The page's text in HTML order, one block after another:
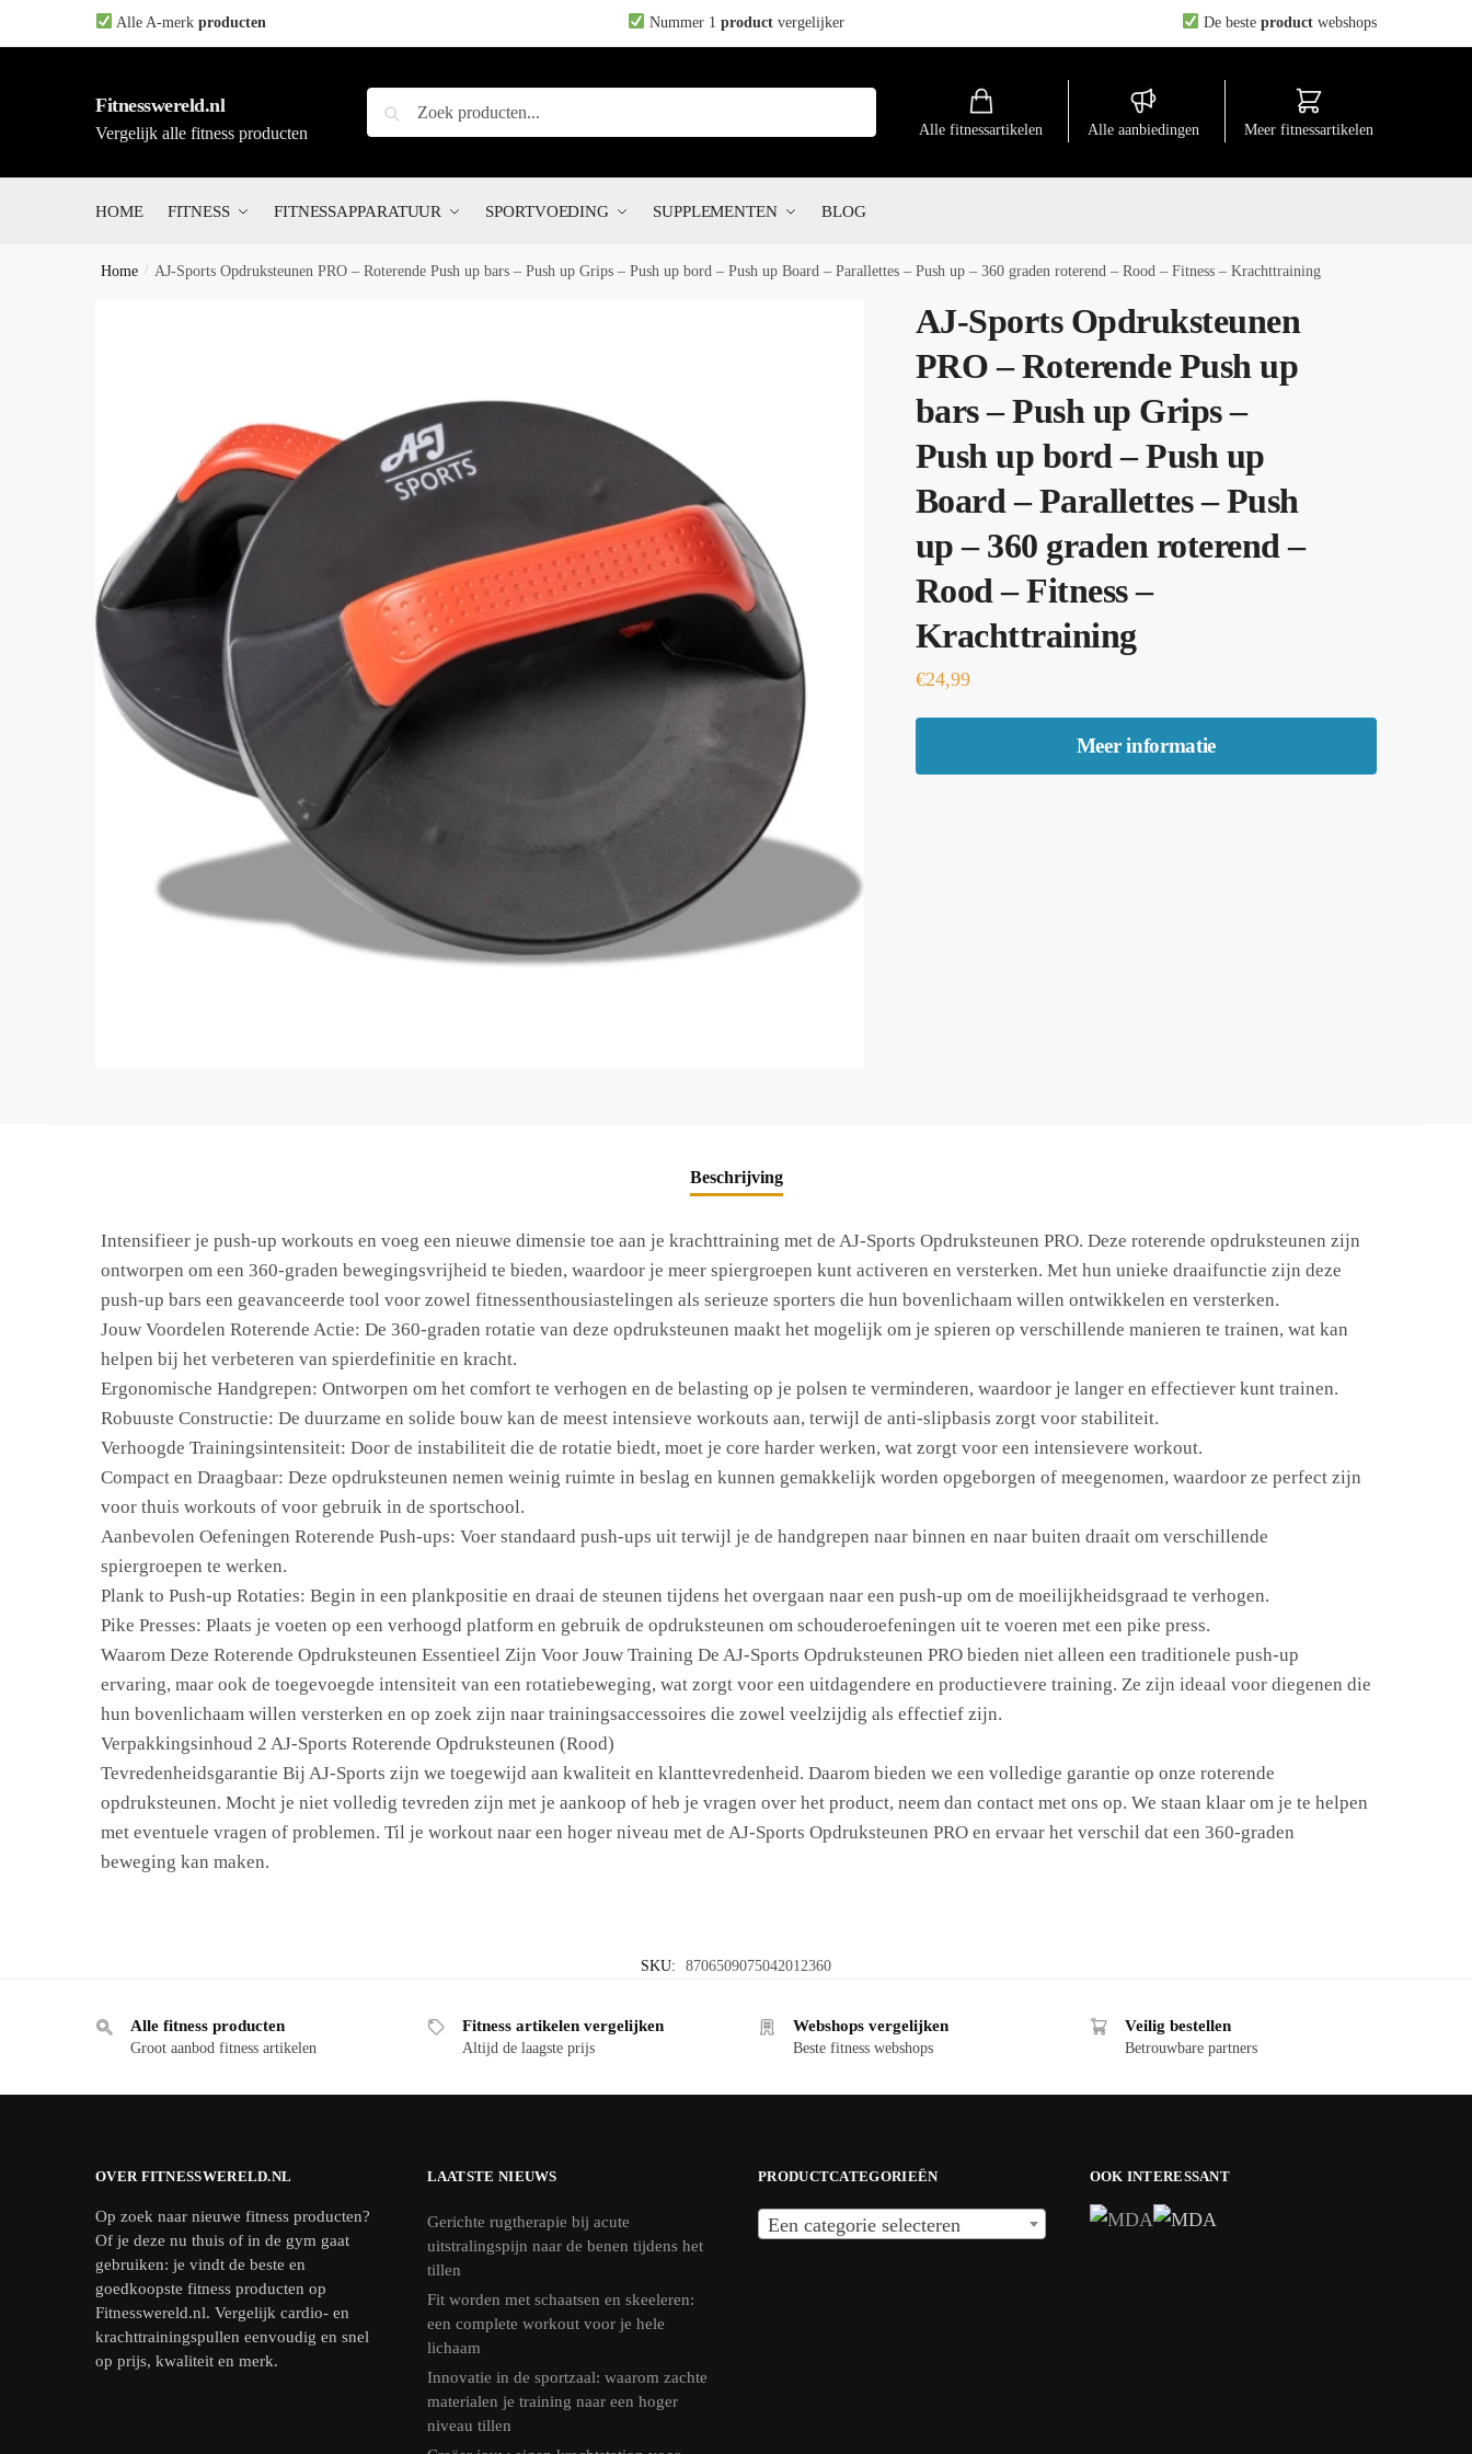
to
to
Alle A-merk producten Nummer 1 productvergelijker De beste product webshops
Fitnesswereld.nl
Vergelijk alle fitness producten
Zoeken
naar:
Zoeken
Alle fitnessartikelen Alle aanbiedingen Meer fitnessartikelen
HOME FITNESS FITNESSAPPARATUUR SPORTVOEDING SUPPLEMENTEN BLOG
Home / AJ-Sports Opdruksteunen PRO – Roterende Push up bars – Push up Grips – Push up bord – Push up Board – Parallettes – Push up – 360 graden roterend – Rood – Fitness – Krachttraining
AJ-Sports Opdruksteunen
PRO – Roterende Push up
bars – Push up Grips –
Push up bord – Push up
Board – Parallettes – Push
up – 360 graden roterend –
Rood – Fitness –
Krachttraining
€24,99
Meer informatie
Beschrijving
Intensifieer je push-up workouts en voeg een nieuwe dimensie toe aan je krachttraining met de AJ-Sports Opdruksteunen PRO. Deze roterende opdruksteunen zijn
ontworpen om een 360-graden bewegingsvrijheid te bieden, waardoor je meer spiergroepen kunt activeren en versterken. Met hun unieke draaifunctie zijn deze
push-up bars een geavanceerde tool voor zowel fitnessenthousiastelingen als serieuze sporters die hun bovenlichaam willen ontwikkelen en versterken.
Jouw Voordelen Roterende Actie: De 360-graden rotatie van deze opdruksteunen maakt het mogelijk om je spieren op verschillende manieren te trainen, wat kan
helpen bij het verbeteren van spierdefinitie en kracht.
Ergonomische Handgrepen: Ontworpen om het comfort te verhogen en de belasting op je polsen te verminderen, waardoor je langer en effectiever kunt trainen.
Robuuste Constructie: De duurzame en solide bouw kan de meest intensieve workouts aan, terwijl de anti-slipbasis zorgt voor stabiliteit.
Verhoogde Trainingsintensiteit: Door de instabiliteit die de rotatie biedt, moet je core harder werken, wat zorgt voor een intensievere workout.
Compact en Draagbaar: Deze opdruksteunen nemen weinig ruimte in beslag en kunnen gemakkelijk worden opgeborgen of meegenomen, waardoor ze perfect zijn
voor thuis workouts of voor gebruik in de sportschool.
Aanbevolen Oefeningen Roterende Push-ups: Voer standaard push-ups uit terwijl je de handgrepen naar binnen en naar buiten draait om verschillende
spiergroepen te werken.
Plank to Push-up Rotaties: Begin in een plankpositie en draai de steunen tijdens het overgaan naar een push-up om de moeilijkheidsgraad te verhogen.
Pike Presses: Plaats je voeten op een verhoogd platform en gebruik de opdruksteunen om schouderoefeningen uit te voeren met een pike press.
Waarom Deze Roterende Opdruksteunen Essentieel Zijn Voor Jouw Training De AJ-Sports Opdruksteunen PRO bieden niet alleen een traditionele push-up
ervaring, maar ook de toegevoegde intensiteit van een rotatiebeweging, wat zorgt voor een uitdagendere en productievere training. Ze zijn ideaal voor diegenen die
hun bovenlichaam willen versterken en op zoek zijn naar trainingsaccessoires die zowel veelzijdig als effectief zijn.
Verpakkingsinhoud 2 AJ-Sports Roterende Opdruksteunen (Rood)
Tevredenheidsgarantie Bij AJ-Sports zijn we toegewijd aan kwaliteit en klanttevredenheid. Daarom bieden we een volledige garantie op onze roterende
opdruksteunen. Mocht je niet volledig tevreden zijn met je aankoop of heb je vragen over het product, neem dan contact met ons op. We staan klaar om je te helpen
met eventuele vragen of problemen. Til je workout naar een hoger niveau met de AJ-Sports Opdruksteunen PRO en ervaar het verschil dat een 360-graden
beweging kan maken.
SKU: 8706509075042012360
Alle fitness producten
Groot aanbod fitness artikelen
Fitness artikelen vergelijken
Altijd de laagste prijs
Webshops vergelijken
Beste fitness webshops
Veilig bestellen
Betrouwbare partners
OVER FITNESSWERELD.NL
Op zoek naar nieuwe fitness producten?
Of je deze nu thuis of in de gym gaat
gebruiken: je vindt de beste en
goedkoopste fitness producten op
Fitnesswereld.nl. Vergelijk cardio- en
krachttrainingspullen eenvoudig en snel
op prijs, kwaliteit en merk.
LAATSTE NIEUWS
Gerichte rugtherapie bij acute
uitstralingspijn naar de benen tijdens het
tillen
Fit worden met schaatsen en skeeleren:
een complete workout voor je hele
lichaam
Innovatie in de sportzaal: waarom zachte
materialen je training naar een hoger
niveau tillen
PRODUCTCATEGORIEËN
Een categorie selecteren
OOK INTERESSANT